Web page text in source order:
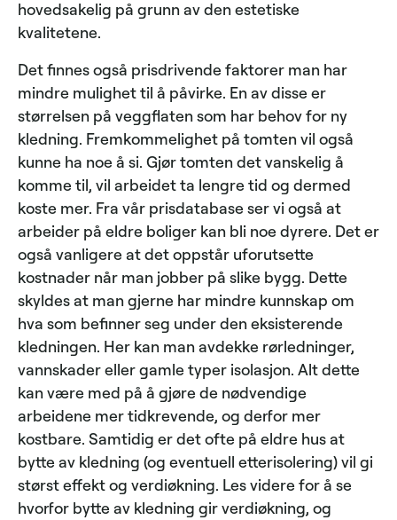
hovedsakelig på grunn av den estetiske
kvalitetene.
Det finnes også prisdrivende faktorer man har
mindre mulighet til å påvirke. En av disse er
størrelsen på veggflaten som har behov for ny
kledning. Fremkommelighet på tomten vil også
kunne ha noe å si. Gjør tomten det vanskelig å
komme til, vil arbeidet ta lengre tid og dermed
koste mer. Fra vår prisdatabase ser vi også at
arbeider på eldre boliger kan bli noe dyrere. Det er
også vanligere at det oppstår uforutsette
kostnader når man jobber på slike bygg. Dette
skyldes at man gjerne har mindre kunnskap om
hva som befinner seg under den eksisterende
kledningen. Her kan man avdekke rørledninger,
vannskader eller gamle typer isolasjon. Alt dette
kan være med på å gjøre de nødvendige
arbeidene mer tidkrevende, og derfor mer
kostbare. Samtidig er det ofte på eldre hus at
bytte av kledning (og eventuell etterisolering) vil gi
størst effekt og verdiøkning. Les videre for å se
hvorfor bytte av kledning gir verdiøkning, og